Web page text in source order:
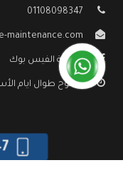
01108098347
maintenance.com
صفحة الفيس بوك
مفتوح طوال ايام